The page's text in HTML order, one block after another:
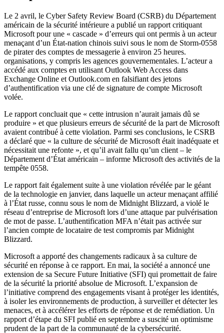
Le 2 avril, le Cyber ​​Safety Review Board (CSRB) du Département
américain de la sécurité intérieure a publié un rapport critiquant
Microsoft pour une « cascade » d’erreurs qui ont permis à un acteur
menaçant d’un État-nation chinois suivi sous le nom de Storm-0558
de pirater des comptes de messagerie à environ 25 heures.
organisations, y compris les agences gouvernementales. L’acteur a
accédé aux comptes en utilisant Outlook Web Access dans
Exchange Online et Outlook.com en falsifiant des jetons
d’authentification via une clé de signature de compte Microsoft
volée.
Le rapport concluait que « cette intrusion n’aurait jamais dû se
produire » et que plusieurs erreurs de sécurité de la part de Microsoft
avaient contribué à cette violation. Parmi ses conclusions, le CSRB
a déclaré que « la culture de sécurité de Microsoft était inadéquate et
nécessitait une refonte », et qu’il avait fallu qu’un client – ​​le
Département d’État américain – informe Microsoft des activités de la
tempête 0558.
Le rapport fait également suite à une violation révélée par le géant
de la technologie en janvier, dans laquelle un acteur menaçant affilié
à l’État russe, connu sous le nom de Midnight Blizzard, a violé le
réseau d’entreprise de Microsoft lors d’une attaque par pulvérisation
de mot de passe. L’authentification MFA n’était pas activée sur
l’ancien compte de locataire de test compromis par Midnight
Blizzard.
Microsoft a apporté des changements radicaux à sa culture de
sécurité en réponse à ce rapport. En mai, la société a annoncé une
extension de sa Secure Future Initiative (SFI) qui promettait de faire
de la sécurité la priorité absolue de Microsoft. L’expansion de
l’initiative comprend des engagements visant à protéger les identités,
à isoler les environnements de production, à surveiller et détecter les
menaces, et à accélérer les efforts de réponse et de remédiation. Un
rapport d’étape du SFI publié en septembre a suscité un optimisme
prudent de la part de la communauté de la cybersécurité.